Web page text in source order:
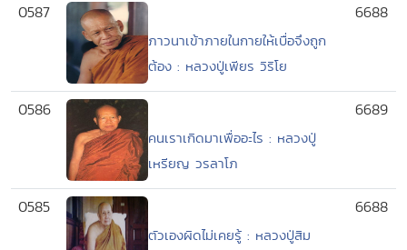
0587
ภาวนาเข้าภายในกายให้เบื่อจึงถูก
ต้อง : หลวงปู่เพียร วิริโย
6688
0586
คนเราเกิดมาเพื่ออะไร : หลวงปู่
เหรียญ วรลาโภ
6689
0585
ตัวเองผิดไม่เคยรู้ : หลวงปู่สิม
6688